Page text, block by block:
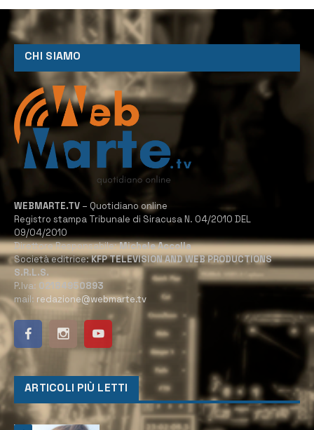
CHI SIAMO
WEBMARTE.TV – Quotidiano online
Registro stampa Tribunale di Siracusa N. 04/2010 DEL
09/04/2010
Direttore Responsabile:Michele Accolla
Società editrice:KFP TELEVISION AND WEB PRODUCTIONS
S.R.L.S.
P.Iva: 02184950893
mail: redazione@webmarte.tv
ARTICOLI PIÙ LETTI